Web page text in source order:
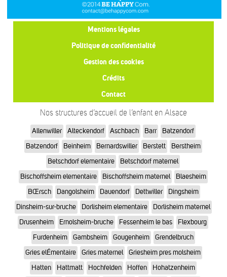
Mentions légales
Politique de confidentialité
Gestion des cookies
Crédits
Contact
Nos structures d’accueil de l’enfant en Alsace
Allenwiller Alteckendorf Aschbach Barr
Batzendorf
Batzendorf
Beinheim Bernardswiller Berstett
Berstheim
Betschdorf elementaire
Betschdorf maternel
Bischoffsheim elementaire
Bischoffsheim maternel
Blaesheim
BŒrsch
Dangolsheim Dauendorf Dettwiller
Dingsheim
Dinsheim-sur-bruche
Dorlisheim elementaire
Dorlisheim maternel
Drusenheim
Ernolsheim-bruche Fessenheim le bas
Flexbourg
Furdenheim
Gambsheim Gougenheim
Grendelbruch
Gries elÉmentaire
Gries maternel
Griesheim pres molsheim
Hatten
Hattmatt Hochfelden Hoffen
Hohatzenheim